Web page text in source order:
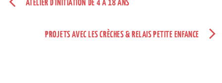
ATELIER D'INITIATION DE 4 À 18 ANS
PROJETS AVEC LES CRÈCHES & RELAIS PETITE ENFANCE